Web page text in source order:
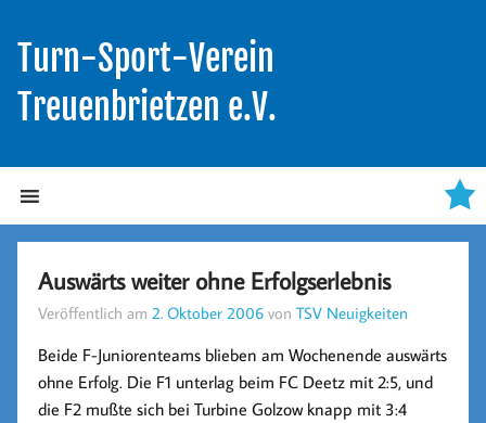
Turn-Sport-Verein
Treuenbrietzen e.V.
Auswärts weiter ohne Erfolgserlebnis
Veröffentlich am 2. Oktober 2006 vonTSV Neuigkeiten
Beide F-Juniorenteams blieben am Wochenende auswärts
ohne Erfolg. Die F1 unterlag beim FC Deetz mit 2:5, und
die F2 mußte sich bei Turbine Golzow knapp mit 3:4